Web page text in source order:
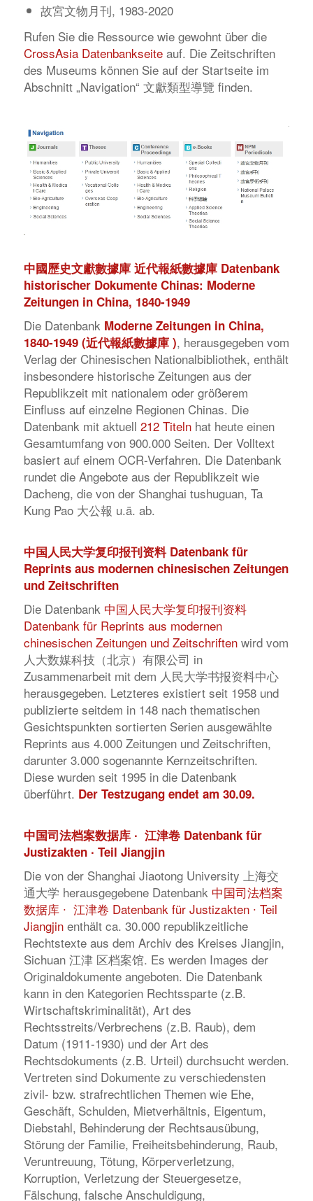
故宮文物月刊, 1983-2020
Rufen Sie die Ressource wie gewohnt über die
CrossAsia Datenbankseiteauf. Die Zeitschriften
des Museums können Sie auf der Startseite im
Abschnitt „Navigation“ 文獻類型導覽 finden.
中國歷史文獻數據庫 近代報紙數據庫Datenbank
historischer Dokumente Chinas: Moderne
Zeitungen in China, 1840-1949
Die Datenbank Moderne Zeitungen in China,
1840-1949 (近代報紙數據庫), herausgegeben vom
Verlag der Chinesischen Nationalbibliothek, enthält
insbesondere historische Zeitungen aus der
Republikzeit mit nationalem oder größerem
Einfluss auf einzelne Regionen Chinas. Die
Datenbank mit aktuell 212 Titelnhat heute einen
Gesamtumfang von 900.000 Seiten. Der Volltext
basiert auf einem OCR-Verfahren. Die Datenbank
rundet die Angebote aus der Republikzeit wie
Dacheng, die von der Shanghai tushuguan, Ta
Kung Pao 大公報 u.ä. ab.
中国人民大学复印报刊资料 Datenbank für
Reprints aus modernen chinesischen Zeitungen
und Zeitschriften
Die Datenbank 中国人民大学复印报刊资料
Datenbank für Reprints aus modernen
chinesischen Zeitungen und Zeitschriftenwird vom
人大数媒科技（北京）有限公司 in
Zusammenarbeit mit dem 人民大学书报资料中心
herausgegeben. Letzteres existiert seit 1958 und
publizierte seitdem in 148 nach thematischen
Gesichtspunkten sortierten Serien ausgewählte
Reprints aus 4.000 Zeitungen und Zeitschriften,
darunter 3.000 sogenannte Kernzeitschriften.
Diese wurden seit 1995 in die Datenbank
überführt. Der Testzugang endet am 30.09.
中国司法档案数据库 ∙ 江津卷 Datenbank für
Justizakten ∙ Teil Jiangjin
Die von der Shanghai Jiaotong University 上海交
通大学 herausgegebene Datenbank 中国司法档案
数据库 ∙ 江津卷 Datenbank für Justizakten ∙ Teil
Jiangjinenthält ca. 30.000 republikzeitliche
Rechtstexte aus dem Archiv des Kreises Jiangjin,
Sichuan 江津 区档案馆. Es werden Images der
Originaldokumente angeboten. Die Datenbank
kann in den Kategorien Rechtssparte (z.B.
Wirtschaftskriminalität), Art des
Rechtsstreits/Verbrechens (z.B. Raub), dem
Datum (1911-1930) und der Art des
Rechtsdokuments (z.B. Urteil) durchsucht werden.
Vertreten sind Dokumente zu verschiedensten
zivil- bzw. strafrechtlichen Themen wie Ehe,
Geschäft, Schulden, Mietverhältnis, Eigentum,
Diebstahl, Behinderung der Rechtsausübung,
Störung der Familie, Freiheitsbehinderung, Raub,
Veruntreuung, Tötung, Körperverletzung,
Korruption, Verletzung der Steuergesetze,
Fälschung, falsche Anschuldigung,